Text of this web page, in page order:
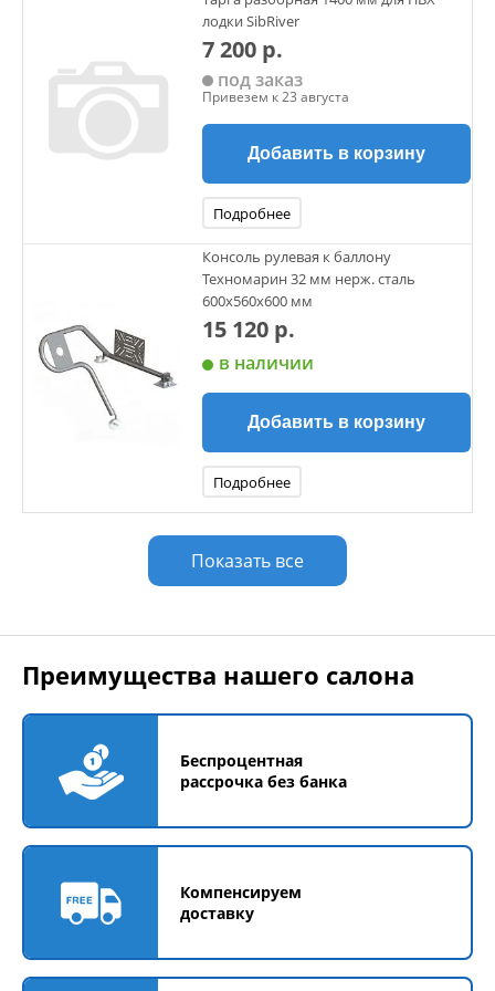
лодки SibRiver
7 200 р.
под заказ
Привезем к 23 августа
Добавить в корзину
Подробнее
Консоль рулевая к баллону
Техномарин 32 мм нерж. сталь
600х560х600 мм
15 120 р.
в наличии
Добавить в корзину
Подробнее
Показать все
Преимущества нашего салона
Беспроцентная
рассрочка без банка
Компенсируем
доставку